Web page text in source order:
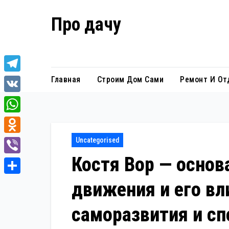
Про дачу
Главная Строим Дом Сами Ремонт И
Uncategorised
Костя Вор —
движения и его
саморазвития и
T
e
l
g
r
V
K
W
h
a
O
d
n
V